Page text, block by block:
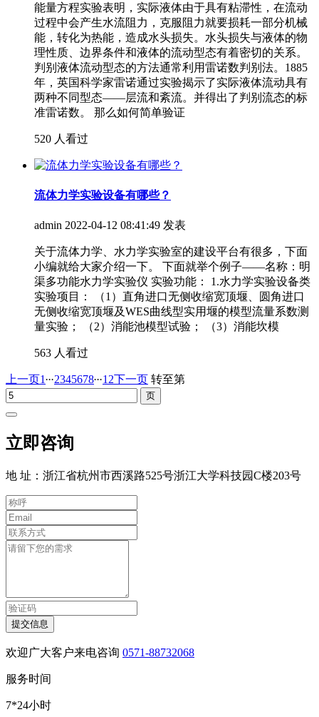
能量方程实验表明，实际液体由于具有粘滞性，在流动
过程中会产生水流阻力，克服阻力就要损耗一部分机械
能，转化为热能，造成水头损失。水头损失与液体的物
理性质、边界条件和液体的流动型态有着密切的关系。
判别液体流动型态的方法通常利用雷诺数判别法。1885
年，英国科学家雷诺通过实验揭示了实际液体流动具有
两种不同型态——层流和紊流。并得出了判别流态的标
准雷诺数。 那么如何简单验证
520 人看过
流体力学实验设备有哪些？
admin 2022-04-12 08:41:49 发表
关于流体力学、水力学实验室的建设平台有很多，下面
小编就给大家介绍一下。 下面就举个例子——名称：明
渠多功能水力学实验仪 实验功能： 1.水力学实验设备类
实验项目： （1）直角进口无侧收缩宽顶堰、圆角进口
无侧收缩宽顶堰及WES曲线型实用堰的模型流量系数测
量实验； （2）消能池模型试验； （3）消能坎模
563 人看过
上一页1...2345678...12下一页 转至第
立即咨询
地 址：浙江省杭州市西溪路525号浙江大学科技园C楼203号
提交信息
欢迎广大客户来电咨询 0571-88732068
服务时间
7*24小时